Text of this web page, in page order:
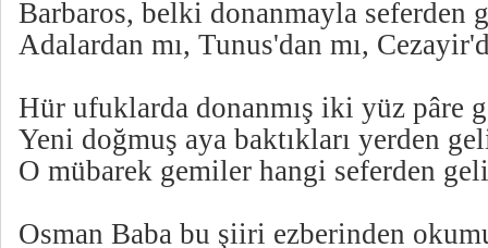
Barbaros, belki donanmayla seferden
Adalardan mı, Tunus'dan mı,
Hür ufuklarda donanmış iki yüz pâre
Yeni doğmuş aya baktıkları yerden
O mübarek gemiler hangi seferden
Osman Baba bu şiiri ezberinden